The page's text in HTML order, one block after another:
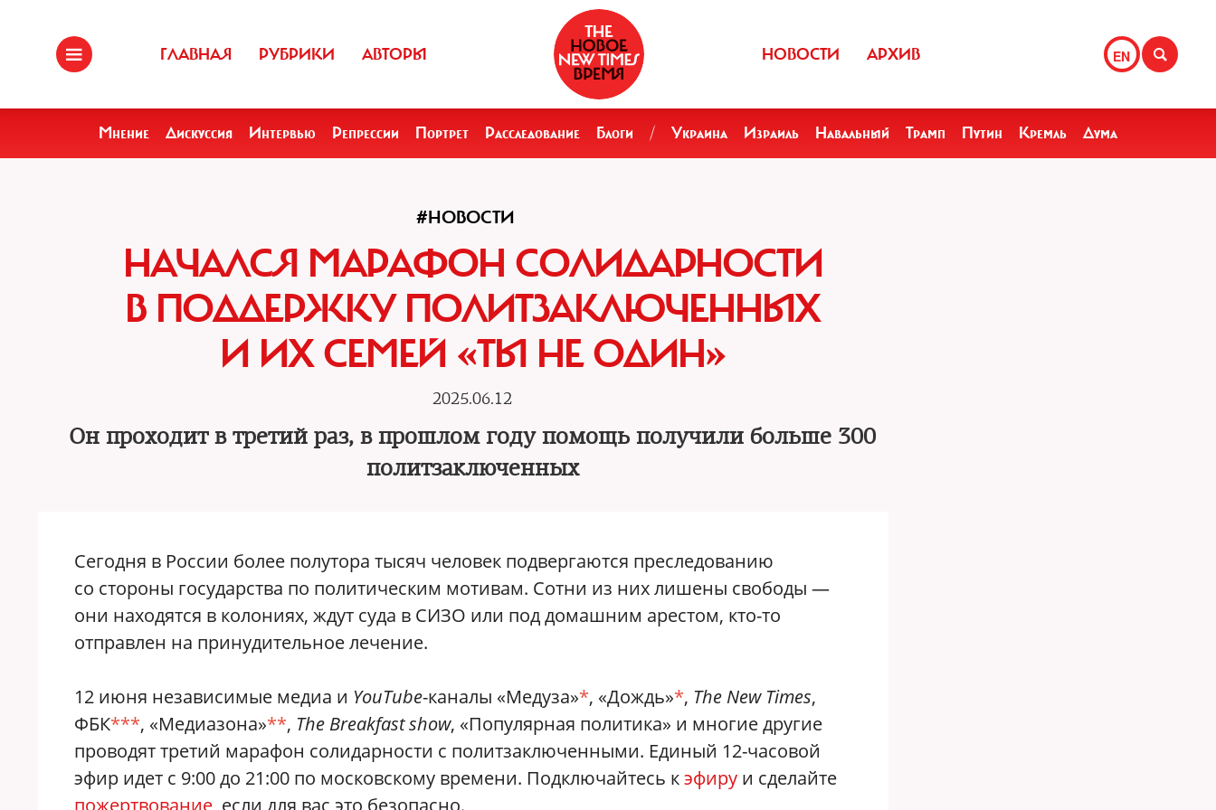
ГЛАВНАЯ РУБРИКИ АВТОРЫ EN
НОВОСТИ АРХИВ
Мнение Дискуссия Интервью Репрессии Портрет Расследование Блоги / Украина Израиль Навальный Трамп Путин Кремль Дума
#НОВОСТИ
НАЧАЛСЯ МАРАФОН СОЛИДАРНОСТИ
В ПОДДЕРЖКУ ПОЛИТЗАКЛЮЧЕННЫХ
И ИХ СЕМЕЙ «ТЫ НЕ ОДИН»
2025.06.12
Он проходит в третий раз, в прошлом году помощь получили больше 300
политзаключенных
Сегодня в России более полутора тысяч человек подвергаются преследованию
со стороны государства по политическим мотивам. Сотни из них лишены свободы —
они находятся в колониях, ждут суда в СИЗО или под домашним арестом, кто-то
отправлен на принудительное лечение.
12 июня независимые медиа и YouTube-каналы «Медуза»*, «Дождь»*, The New Times,
ФБК***, «Медиазона»**, The Breakfast show, «Популярная политика» и многие другие
проводят третий марафон солидарности с политзаключенными. Единый 12-часовой
эфир идет с 9:00 до 21:00 по московскому времени. Подключайтесь кэфиру и сделайте
пожертвование , если для вас это безопасно.